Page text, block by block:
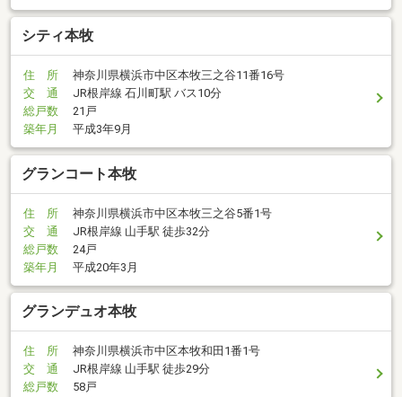
シティ本牧
住 所
神奈川県横浜市中区本牧三之谷11番16号
交 通
JR根岸線 石川町駅 バス10分
総戸数
21戸
築年月
平成3年9月
グランコート本牧
住 所
神奈川県横浜市中区本牧三之谷5番1号
交 通
JR根岸線 山手駅 徒歩32分
総戸数
24戸
築年月
平成20年3月
グランデュオ本牧
住 所
神奈川県横浜市中区本牧和田1番1号
交 通
JR根岸線 山手駅 徒歩29分
総戸数
58戸